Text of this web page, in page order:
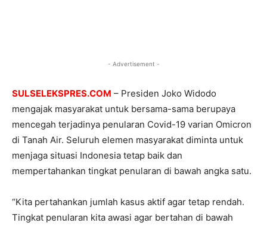
- Advertisement -
SULSELEKSPRES.COM – Presiden Joko Widodo
mengajak masyarakat untuk bersama-sama berupaya
mencegah terjadinya penularan Covid-19 varian Omicron
di Tanah Air. Seluruh elemen masyarakat diminta untuk
menjaga situasi Indonesia tetap baik dan
mempertahankan tingkat penularan di bawah angka satu.
“Kita pertahankan jumlah kasus aktif agar tetap rendah.
Tingkat penularan kita awasi agar bertahan di bawah